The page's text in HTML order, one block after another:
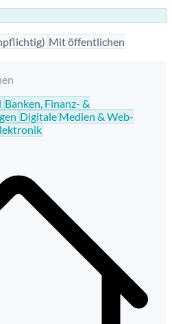
Mit öffentlichen
Banken, Finanz- &
Digitale Medien & Web-